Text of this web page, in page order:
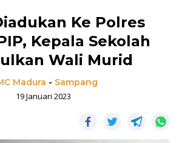
Ke Polres
Kepala Sekolah
Wali Murid
Madura - Sampang
19 Januari 2023